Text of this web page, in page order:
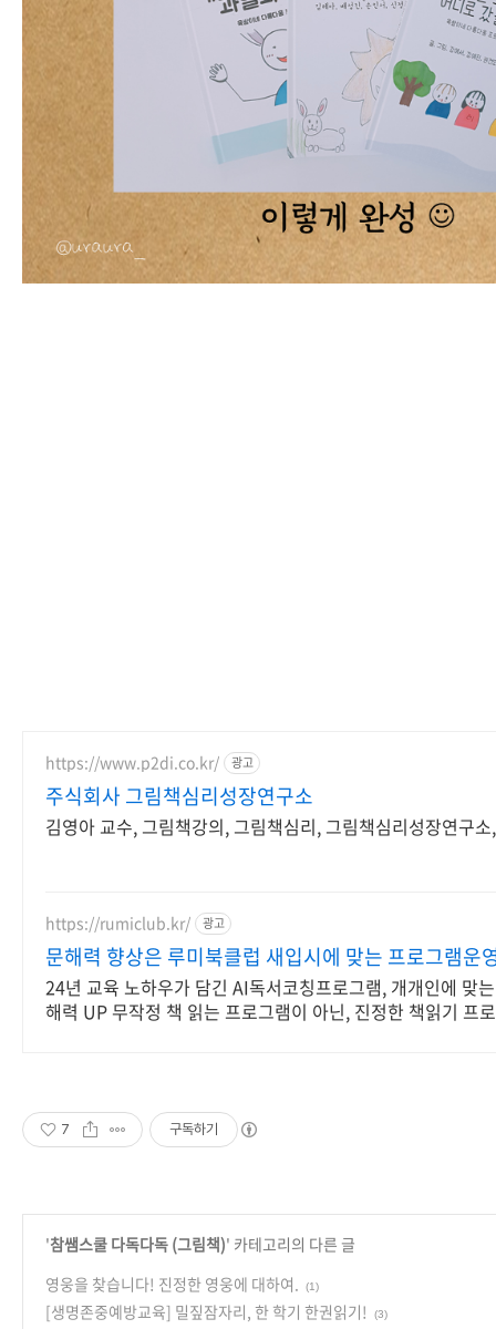
https://www.p2di.co.kr/ 광고
주식회사 그림책심리성장연구소
김영아 교수, 그림책강의, 그림책심리, 그림책심리성장연구
https://rumiclub.kr/ 광고
문해력 향상은 루미북클럽 새입시에 맞는 프로그램운
24년 교육 노하우가 담긴 AI독서코칭프로그램, 개개인에 맞
해력 UP 무작정 책 읽는 프로그램이 아닌, 진정한 책읽기 프
7 구독하기
'참쌤스쿨 다독다독 (그림책)' 카테고리의 다른 글
영웅을 찾습니다! 진정한 영웅에 대하여.
(1)
[생명존중예방교육] 밀짚잠자리, 한 학기 한권읽기! (3)